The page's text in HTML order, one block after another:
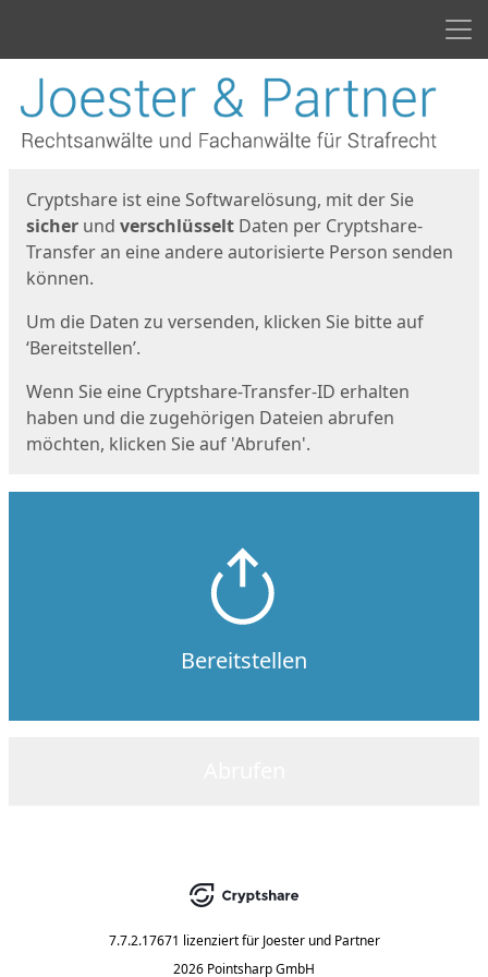
Start
Cryptshare ist eine Softwarelösung, mit der Sie
sicher und verschlüsselt Daten per Cryptshare-
Transfer an eine andere autorisierte Person senden
können.
Um die Daten zu versenden, klicken Sie bitte auf
‘Bereitstellen’.
Wenn Sie eine Cryptshare-Transfer-ID erhalten
haben und die zugehörigen Dateien abrufen
möchten, klicken Sie auf 'Abrufen'.
Bereitstellen
7.7.2.17671 lizenziert für Joester und Partner
2026 Pointsharp GmbH